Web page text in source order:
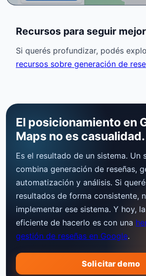
Recursos para seguir
Si querés profundizar, podés
recursos sobre generación de
El posicionamiento en
Maps no es casualidad.
Es el resultado de un sistema. Un
combina generación de reseñas,
automatización y análisis. Si
resultados de forma consistente,
implementar ese sistema. Y hoy,
eficiente de hacerlo es con una
gestión de reseñas en Google.
Solicitar demo